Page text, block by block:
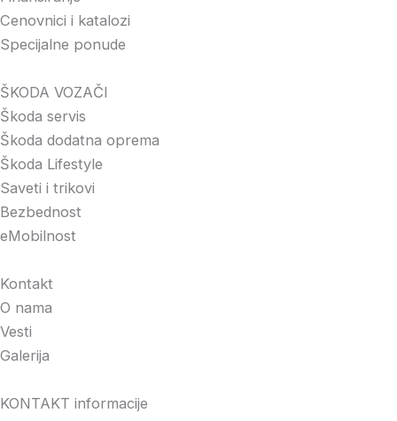
Cenovnici i katalozi
Specijalne ponude
ŠKODA VOZAČI
Škoda servis
Škoda dodatna oprema
Škoda Lifestyle
Saveti i trikovi
Bezbednost
eMobilnost
Kontakt
O nama
Vesti
Galerija
KONTAKT informacije